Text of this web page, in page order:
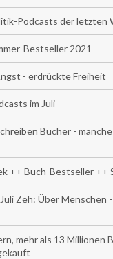
Podcasts der letzten
Bestseller 2021
- erdrückte Freiheit
im Juli
Bücher -
++ Buch-Bestseller ++
Zeh: Über Menschen
mehr als 13 Millionen